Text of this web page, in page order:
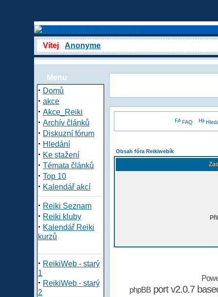
Vítej Anonyme
Menu
· Domů
· akce
· Akce_Reiki
· Archív článků
· Diskuzní fórum
· Hledání
· Ke stažení
· Témata článků
· Top 10
· Kalendář akcí
· Reiki Seznam
· Reiki kluby
· Kalendář Reiki
kurzů
· ReikiWeb - starý
1
· ReikiWeb - starý
2
FAQ
Obsah fóra Reikiwebík
phpBBport v2.0.7